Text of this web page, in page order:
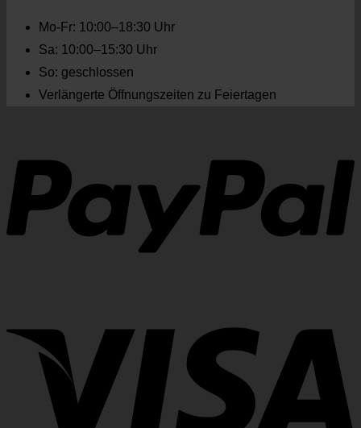
Mo-Fr: 10:00–18:30 Uhr
Sa: 10:00–15:30 Uhr
So: geschlossen
Verlängerte Öffnungszeiten zu Feiertagen